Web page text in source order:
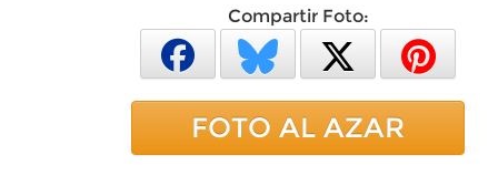
Compartir Foto:
FOTO AL AZAR